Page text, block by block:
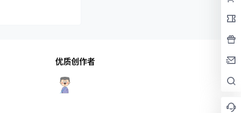
优质创作者